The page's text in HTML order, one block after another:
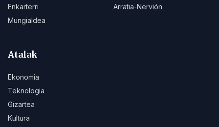
Enkarterri
Arratia-Nervión
Mungialdea
Atalak
Ekonomia
Teknologia
Gizartea
Kultura